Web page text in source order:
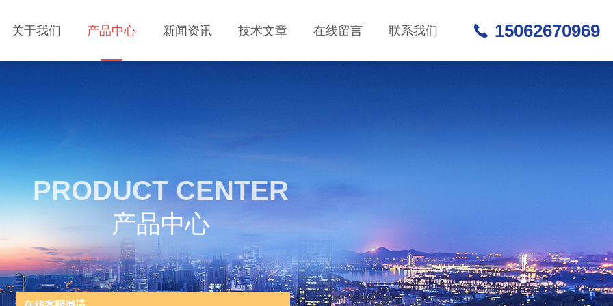
关于我们 产品中心 新闻资讯 技术文章 在线留言 联系我们 15062670969
PRODUCT CENTER
产品中心